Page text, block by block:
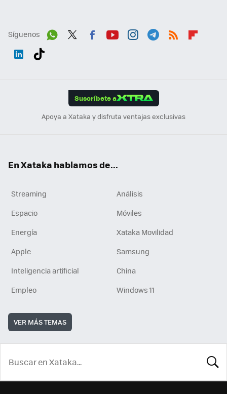
Síguenos
Suscríbete a
Apoya a Xataka y disfruta ventajas exclusivas
En Xataka hablamos de...
Streaming
Análisis
Espacio
Móviles
Energía
Xataka Movilidad
Apple
Samsung
Inteligencia artificial
China
Empleo
Windows 11
VER MÁS TEMAS